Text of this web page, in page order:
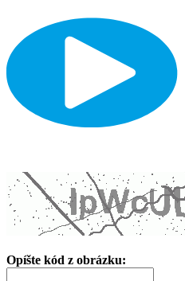
Opíšte kód z obrázku: